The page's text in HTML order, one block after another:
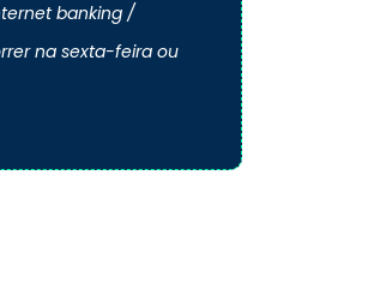
banking /
na sexta-feira ou